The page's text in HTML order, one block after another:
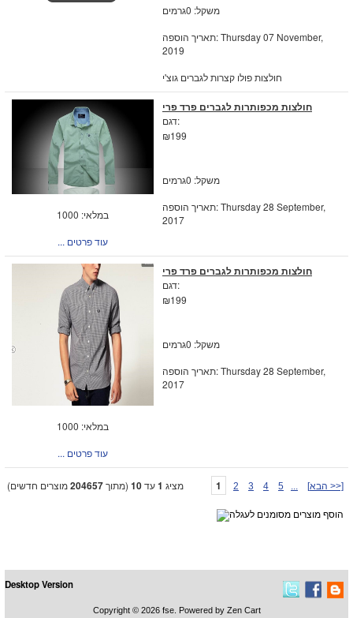
משקל: 0גרמים
תאריך הוספה: Thursday 07 November,
2019
חולצות פולו קצרות לגברים גוצ'י
במלאי: 1000
... עוד פרטים
חולצות מכפותרות לגברים פרד פרי
דגם:
₪199
משקל: 0גרמים
תאריך הוספה: Thursday 28 September,
2017
במלאי: 1000
... עוד פרטים
חולצות מכפותרות לגברים פרד פרי
דגם:
₪199
משקל: 0גרמים
תאריך הוספה: Thursday 28 September,
2017
מציג 1עד10 (מתוך204657מוצרים חדשים) 1 2 3 4 5 ... [הבא >>]
Desktop Version
Copyright © 2026 fse. Powered by Zen Cart